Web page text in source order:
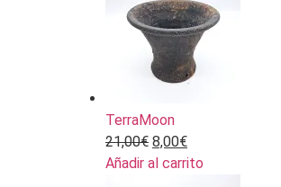
TerraMoon
21,00€ 8,00€
Añadir al carrito